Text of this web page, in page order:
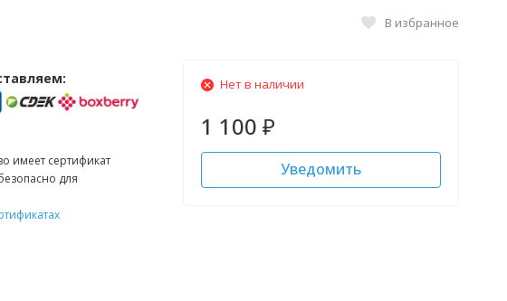
В избранное
имеет сертификат
для
Нет в наличии
1 100 ₽
Уведомить